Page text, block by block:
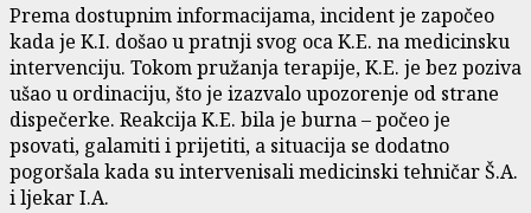
Prema dostupnim informacijama, incident je započeo
kada je K.I. došao u pratnji svog oca K.E. na medicinsku
intervenciju. Tokom pružanja terapije, K.E. je bez poziva
ušao u ordinaciju, što je izazvalo upozorenje od strane
dispečerke. Reakcija K.E. bila je burna – počeo je
psovati, galamiti i prijetiti, a situacija se dodatno
pogoršala kada su intervenisali medicinski tehničar Š.A.
i ljekar I.A.